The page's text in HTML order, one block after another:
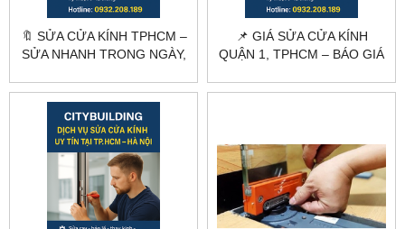
🔖 SỬA CỬA KÍNH TPHCM –
SỬA NHANH TRONG NGÀY,
📌 GIÁ SỬA CỬA KÍNH
QUẬN 1, TPHCM – BÁO GIÁ
TRONG NGÀY